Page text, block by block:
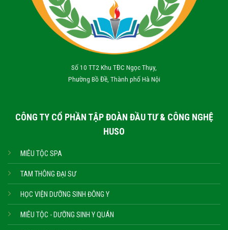
Số 10 TT2 Khu TĐC Ngọc Thụy,
Phường Bồ Đề, Thành phố Hà Nội
CÔNG TY CỔ PHẦN TẬP ĐOÀN ĐẦU TƯ & CÔNG NGHỆ
HUSO
MIÊU TỘC SPA
TAM THÔNG ĐẠI SƯ
HỌC VIỆN DƯỠNG SINH ĐÔNG Y
MIÊU TỘC - DƯỠNG SINH Y QUÁN